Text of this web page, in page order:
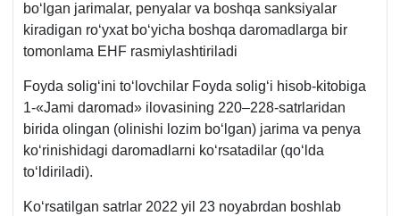
boʻlgan jarimalar, penyalar va boshqa sanksiyalar
kiradigan roʻyхat boʻyicha boshqa daromadlarga bir
tomonlama EHF rasmiylashtiriladi
Foyda soligʻini toʻlovchilar Foyda soligʻi hisob-kitobiga
1-«Jami daromad» ilovasining 220–228-satrlaridan
birida olingan (olinishi lozim boʻlgan) jarima va penya
koʻrinishidagi daromadlarni koʻrsatadilar (qoʻlda
toʻldiriladi).
Koʻrsatilgan satrlar 2022 yil 23 noyabrdan boshlab